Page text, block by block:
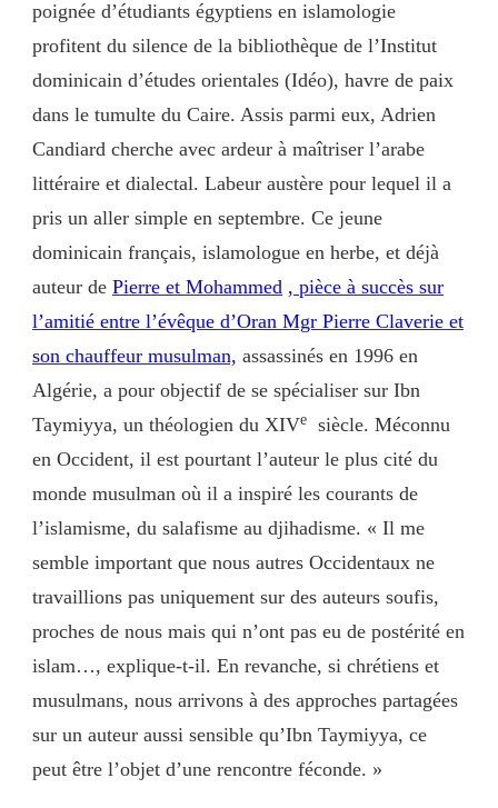
poignée d’étudiants égyptiens en islamologie
profitent du silence de la bibliothèque de l’Institut
dominicain d’études orientales (Idéo), havre de paix
dans le tumulte du Caire. Assis parmi eux, Adrien
Candiard cherche avec ardeur à maîtriser l’arabe
littéraire et dialectal. Labeur austère pour lequel il a
pris un aller simple en septembre. Ce jeune
dominicain français, islamologue en herbe, et déjà
auteur de Pierre et Mohammed , pièce à succès sur
l’amitié entre l’évêque d’Oran Mgr Pierre Claverie et
son chauffeur musulman, assassinés en 1996 en
Algérie, a pour objectif de se spécialiser sur Ibn
Taymiyya, un théologien du XIVe
siècle. Méconnu
en Occident, il est pourtant l’auteur le plus cité du
monde musulman où il a inspiré les courants de
l’islamisme, du salafisme au djihadisme. « Il me
semble important que nous autres Occidentaux ne
travaillions pas uniquement sur des auteurs soufis,
proches de nous mais qui n’ont pas eu de postérité en
islam…, explique-t-il. En revanche, si chrétiens et
musulmans, nous arrivons à des approches partagées
sur un auteur aussi sensible qu’Ibn Taymiyya, ce
peut être l’objet d’une rencontre féconde. »